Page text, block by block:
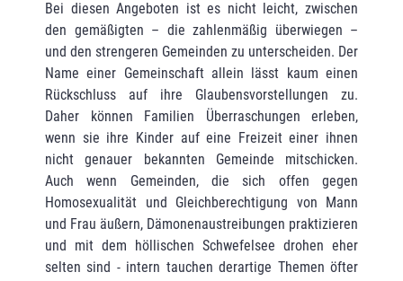
Bei diesen Angeboten ist es nicht leicht, zwischen
den gemäßigten – die zahlenmäßig überwiegen –
und den strengeren Gemeinden zu unterscheiden. Der
Name einer Gemeinschaft allein lässt kaum einen
Rückschluss auf ihre Glaubensvorstellungen zu.
Daher können Familien Überraschungen erleben,
wenn sie ihre Kinder auf eine Freizeit einer ihnen
nicht genauer bekannten Gemeinde mitschicken.
Auch wenn Gemeinden, die sich offen gegen
Homosexualität und Gleichberechtigung von Mann
und Frau äußern, Dämonenaustreibungen praktizieren
und mit dem höllischen Schwefelsee drohen eher
selten sind - intern tauchen derartige Themen öfter